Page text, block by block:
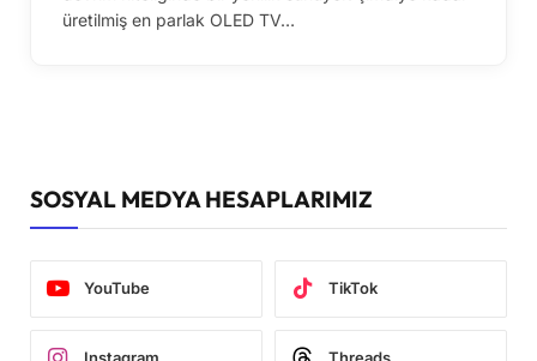
üretilmiş en parlak OLED TV…
SOSYAL MEDYA HESAPLARIMIZ
YouTube TikTok